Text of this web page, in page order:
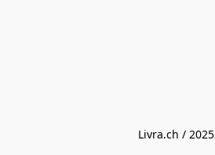
Livra.ch / 2025